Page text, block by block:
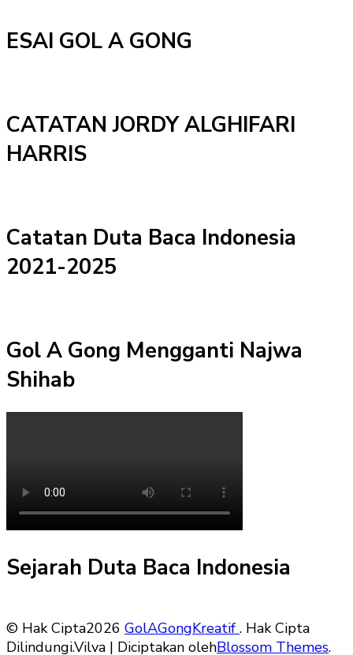
ESAI GOL A GONG
CATATAN JORDY ALGHIFARI
HARRIS
Catatan Duta Baca Indonesia
2021-2025
Gol A Gong Mengganti Najwa
Shihab
Sejarah Duta Baca Indonesia
© Hak Cipta2026 GolAGongKreatif . Hak Cipta
Dilindungi.Vilva | Diciptakan olehBlossom Themes.